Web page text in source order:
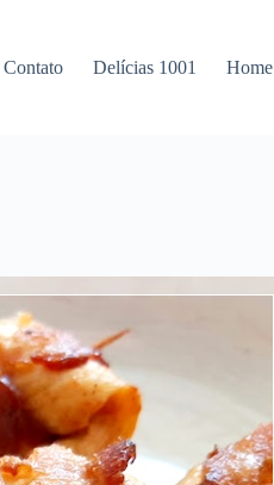
Contato Delícias 1001 Home